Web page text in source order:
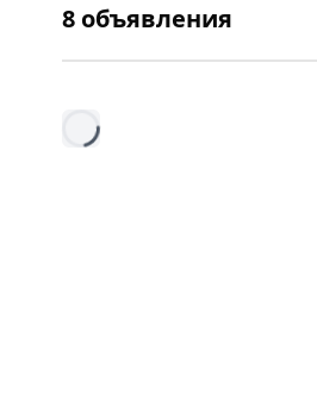
8 объявления